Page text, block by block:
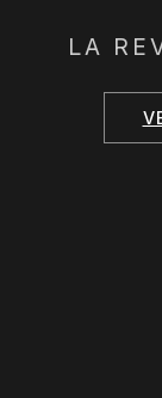
LA